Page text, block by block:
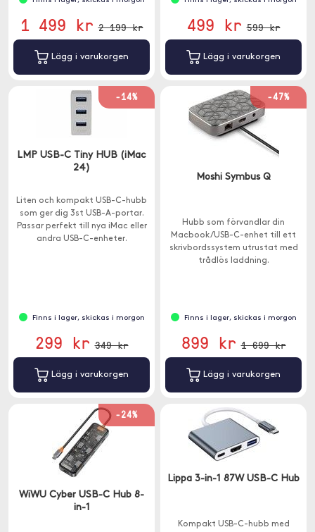
1 499 kr 2 199 kr
Lägg i varukorgen
499 kr 599 kr
Lägg i varukorgen
-14%
LMP USB-C Tiny HUB (iMac
24)
Liten och kompakt USB-C-hubb
som ger dig 3st USB-A-portar.
Passar perfekt till nya iMac eller
andra USB-C-enheter.
Finns i lager, skickas i morgon
299 kr 349 kr
Lägg i varukorgen
-47%
Moshi Symbus Q
Hubb som förvandlar din
Macbook/USB-C-enhet till ett
skrivbordssystem utrustat med
trådlös laddning.
Finns i lager, skickas i morgon
899 kr 1 699 kr
Lägg i varukorgen
-24%
WiWU Cyber USB-C Hub 8-
in-1
Lippa 3-in-1 87W USB-C Hub
Kompakt USB-C-hubb med